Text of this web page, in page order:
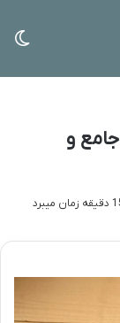
و